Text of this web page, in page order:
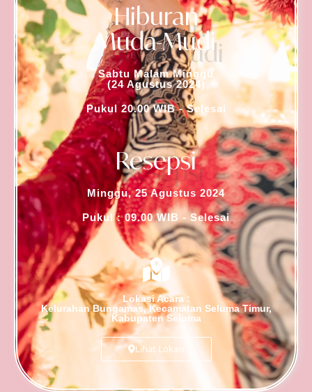
Hiburan
Muda-Mudi
Sabtu Malam Minggu
(24 Agustus 2024)
Pukul 20.00 WIB - Selesai
Resepsi
Minggu, 25 Agustus 2024
Pukul : 09.00 WIB - Selesai
Lokasi Acara :
Kelurahan Bungamas, Kecamatan Seluma Timur,
Kabupaten Seluma
Lihat Lokasi